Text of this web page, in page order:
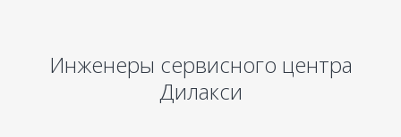
Инженеры сервисного центра
Дилакси